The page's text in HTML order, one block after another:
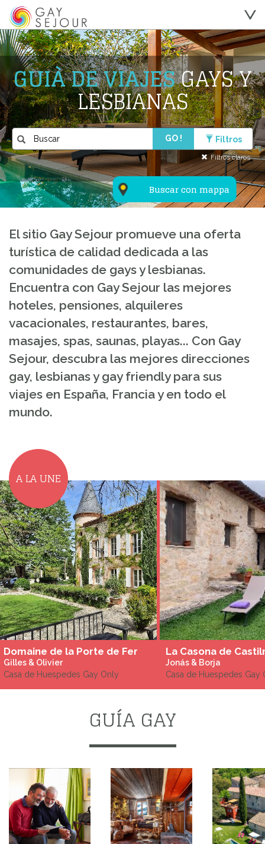
Buscar con mappa
GUIÀ DE VIAJESGAYS Y
LESBIANAS
GO ! Filtros
Filtros claros
El sitio Gay Sejour promueve una oferta
turística de calidad dedicada a las
comunidades de gays y lesbianas.
Encuentra con Gay Sejour las mejores
hoteles, pensiones, alquileres
vacacionales, restaurantes, bares,
masajes, spas, saunas, playas... Con Gay
Sejour, descubra las mejores direcciones
gay, lesbianas y gay friendly para sus
viajes en España, Francia y en todo el
mundo.
A LA UNE
Domaine de la Porte de Fer
Gilles & Olivier
Casa de Huespedes Gay Only
Jonás & Borja
Casa de Huespedes Gay
GUÍA GAY